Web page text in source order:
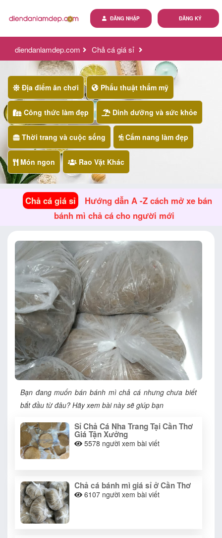
ĐĂNG KÝ
ĐĂNG NHẬP
diendanlamdep.com
Chả cá giá sỉ
hướng dẫn a -z cách mở xe bán bánh mì chả cá cho người
mới
Địa điểm ăn chơi Phẩu thuật thẩm mỹ
Công thức làm đẹp Dinh dưỡng và sức khỏe
Thời trang và cuộc sống Cẩm nang làm đẹp
Món ngon Rao Vặt Khác
Chả cá giá sỉ
Hướng dẫn A -Z cách mở xe bán
bánh mì chả cá cho người mới
Bạn đang muốn bán bánh mì chả cá nhưng chưa biết
bắt đầu từ đâu? Hãy xem bài này sẽ giúp bạn
Sỉ Chả Cá Nha Trang Tại Cần Thơ
Giá Tận Xưởng
5578 người xem bài viết
Chả cá bánh mì giá sỉ ở Cần Thơ
6107 người xem bài viết